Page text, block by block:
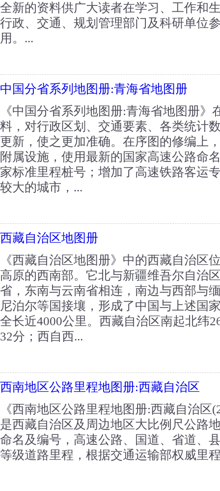
全新的资料供广大读者在学习、工作和
行政、交通、规划管理部门及科研单位
用。...
中国分省系列地图册:青海省地图册
《中国分省系列地图册:青海省地图册
料，对行政区划、交通要素、各类统计
更新，使之更加准确。在序图的修编上
附属设施，使用最新的国家高速公路命
家标准里程桩号；增加了高速铁路客运
较大的城市，...
西藏自治区地图册
《西藏自治区地图册》中的西藏自治区
高原的西南部。它北与新疆维吾尔自治
省，东南与云南省相连，南边与西部与
尼泊尔等国接壤，形成了中国与上述国
全长近4000公里。西藏自治区南起北纬
32分；西自西...
西南地区公路里程地图册:西藏自治区
《西南地区公路里程地图册:西藏自治区
是西藏自治区及周边地区大比例尺公路
命名及编号，高速公路、国道、省道、
等级道路里程，根据交通运输部权威里